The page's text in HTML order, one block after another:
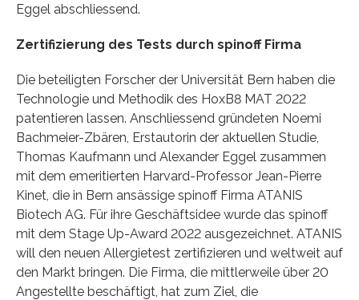
Eggel abschliessend.
Zertifizierung des Tests durch spinoff Firma
Die beteiligten Forscher der Universität Bern haben die
Technologie und Methodik des HoxB8 MAT 2022
patentieren lassen. Anschliessend gründeten Noemi
Bachmeier-Zbären, Erstautorin der aktuellen Studie,
Thomas Kaufmann und Alexander Eggel zusammen
mit dem emeritierten Harvard-Professor Jean-Pierre
Kinet, die in Bern ansässige spinoff Firma ATANIS
Biotech AG. Für ihre Geschäftsidee wurde das spinoff
mit dem Stage Up-Award 2022 ausgezeichnet. ATANIS
will den neuen Allergietest zertifizieren und weltweit auf
den Markt bringen. Die Firma, die mittlerweile über 20
Angestellte beschäftigt, hat zum Ziel, die